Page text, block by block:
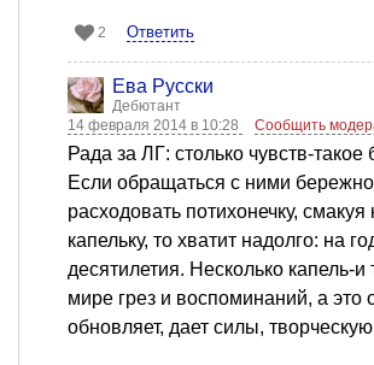
2 Ответить
Ева Русски
Дебютант
14 февраля 2014 в 10:28
Сообщить
Рада за ЛГ: столько чувств-такое
Если обращаться с ними
расходовать потихонечку,
капельку, то хватит надолго: на
десятилетия. Несколько капель-и
мире грез и воспоминаний, а это
обновляет, дает силы,